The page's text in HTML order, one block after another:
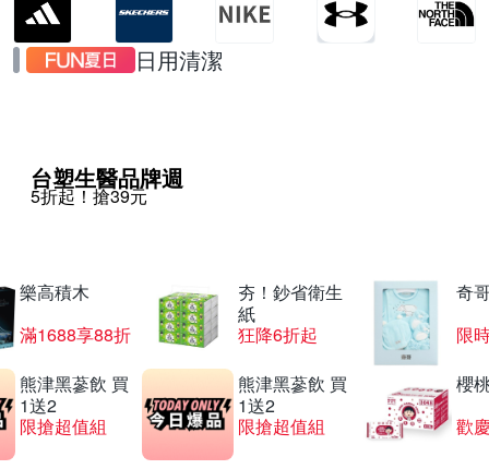
家電限時促銷92折
滿1件享92折
日用清潔
台塑生醫品牌週
5折起！搶39元
樂高積木
滿1688享88折
夯！鈔省衛生
紙
狂降6折起
奇
限
熊津黑蔘飲 買
1送2
限搶超值組
熊津黑蔘飲 買
1送2
限搶超值組
櫻
歡